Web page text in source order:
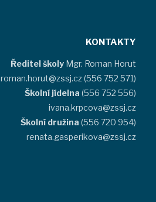
KONTAKTY
Ředitel školy Mgr. Roman Horut
roman.horut@zssj.cz (556 752 571)
Školní jídelna (556 752 556)
ivana.krpcova@zssj.cz
Školní družina (556 720 954)
renata.gasperikova@zssj.cz